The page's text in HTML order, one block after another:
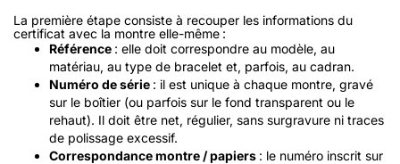
La première étape consiste à recouper les informations du
certificat avec la montre elle-même :
Référence : elle doit correspondre au modèle, au
matériau, au type de bracelet et, parfois, au cadran.
Numéro de série : il est unique à chaque montre, gravé
sur le boîtier (ou parfois sur le fond transparent ou le
rehaut). Il doit être net, régulier, sans surgravure ni traces
de polissage excessif.
Correspondance montre / papiers : le numéro inscrit sur